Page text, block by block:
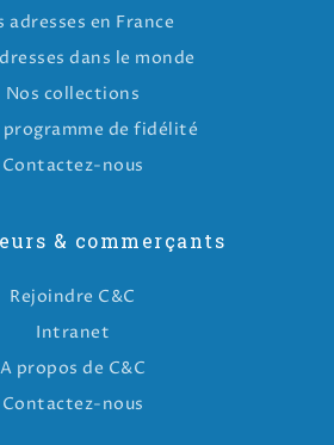
adresses en France
dans le monde
Nos collections
de fidélité
Contactez-nous
& commerçants
Rejoindre C&C
Intranet
A propos de C&C
Contactez-nous